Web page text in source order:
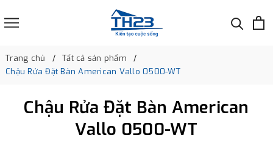
Trang chủ
Tất cả sản phẩm
Chậu Rửa Đặt Bàn American Vallo 0500-WT
Chậu Rửa Đặt Bàn American
Vallo 0500-WT